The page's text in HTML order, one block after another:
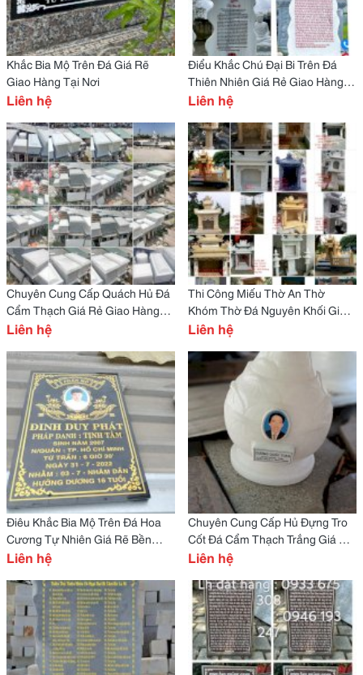
Khắc Bia Mộ Trên Đá Giá Rẽ
Giao Hàng Tại Nơi
Liên hệ
Điểu Khắc Chú Đại Bi Trên Đá
Thiên Nhiên Giá Rẻ Giao Hàng
Tại Nơi
Liên hệ
Chuyên Cung Cấp Quách Hủ Đá
Cẩm Thạch Giá Rẻ Giao Hàng
Tận Nơi
Liên hệ
Thi Công Miếu Thờ An Thờ
Khóm Thờ Đá Nguyên Khối Giá
Rẻ Giao Hàng Tận Nơi
Liên hệ
Điêu Khắc Bia Mộ Trên Đá Hoa
Cương Tự Nhiên Giá Rẽ Bền
Vĩnh Cửu
Liên hệ
Chuyên Cung Cấp Hủ Đựng Tro
Cốt Đá Cẩm Thạch Trắng Giá Rẻ
Giao Hàng Tận Nơi
Liên hệ